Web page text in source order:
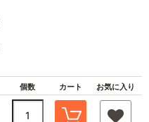
個数 カート お気に入り